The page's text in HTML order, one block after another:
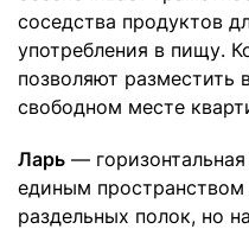
соседства продуктов
употребления в пищу.
позволяют разместить
свободном месте
Ларь —
единым
раздельных полок, но